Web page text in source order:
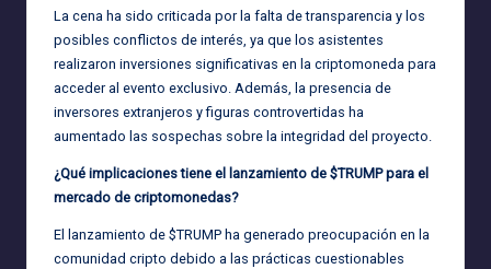
La cena ha sido criticada por la falta de transparencia y los
posibles conflictos de interés, ya que los asistentes
realizaron inversiones significativas en la criptomoneda para
acceder al evento exclusivo. Además, la presencia de
inversores extranjeros y figuras controvertidas ha
aumentado las sospechas sobre la integridad del proyecto.
¿Qué implicaciones tiene el lanzamiento de $TRUMP para el
mercado de criptomonedas?
El lanzamiento de $TRUMP ha generado preocupación en la
comunidad cripto debido a las prácticas cuestionables